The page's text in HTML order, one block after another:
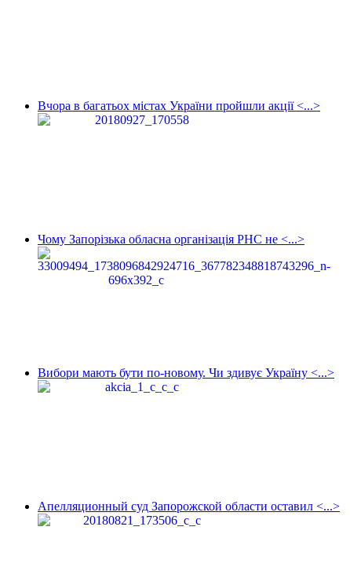
Вчора в багатьох містах України пройшли акції <...>
Чому Запорізька обласна організація РНС не <...>
Вибори мають бути по-новому. Чи здивує Україну <...>
Апелляционный суд Запорожской области оставил <...>